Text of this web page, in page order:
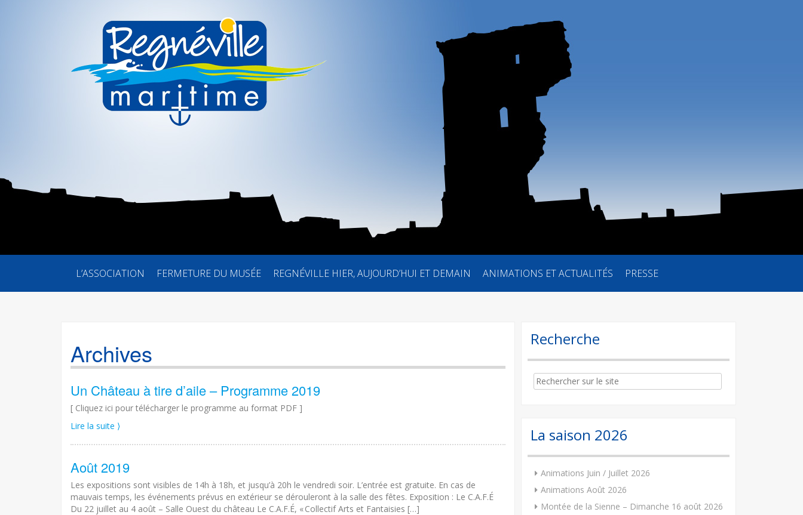
SKIP
CONTENT
L’ASSOCIATION FERMETURE DU MUSÉE REGNÉVILLE HIER, AUJOURD’HUI ET DEMAIN ANIMATIONS ET ACTUALITÉS PRESSE
Archives
Un Château à tire d’aile – Programme 2019
[ Cliquez ici pour télécharger le programme au format PDF ]
Lire la suite ⟩
Août 2019
Les expositions sont visibles de 14h à 18h, et jusqu’à 20h le vendredi soir. L’entrée est gratuite. En cas de
mauvais temps, les événements prévus en extérieur se dérouleront à la salle des fêtes. Exposition : Le C.A.F.É
Du 22 juillet au 4 août – Salle Ouest du château Le C.A.F.É, « Collectif Arts et Fantaisies […]
Recherche
Search
for:
La saison 2026
Animations Juin / Juillet 2026
Animations Août 2026
Montée de la Sienne – Dimanche 16 août 2026